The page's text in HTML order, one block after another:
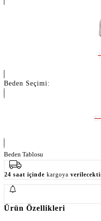
Beden Seçimi:
Beden Tablosu
24 saat içinde kargoya
Ürün Özellikleri